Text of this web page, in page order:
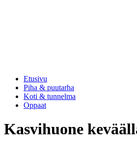
Etusivu
Piha & puutarha
Koti & tunnelma
Oppaat
Kasvihuone